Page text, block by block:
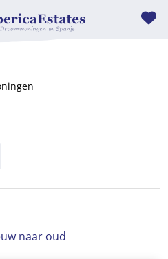
naar oud